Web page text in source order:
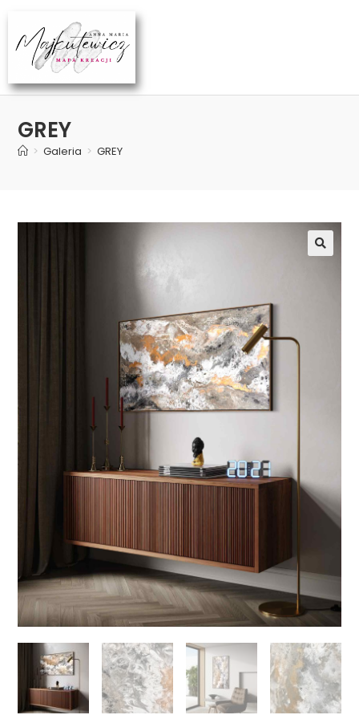
GREY
> Galeria > GREY